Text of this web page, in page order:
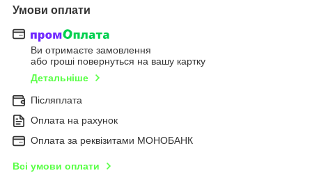
Умови оплати
Ви отримаєте замовлення
або гроші повернуться на вашу картку
Детальніше
Післяплата
Оплата на рахунок
Оплата за реквізитами МОНОБАНК
Всі умови оплати